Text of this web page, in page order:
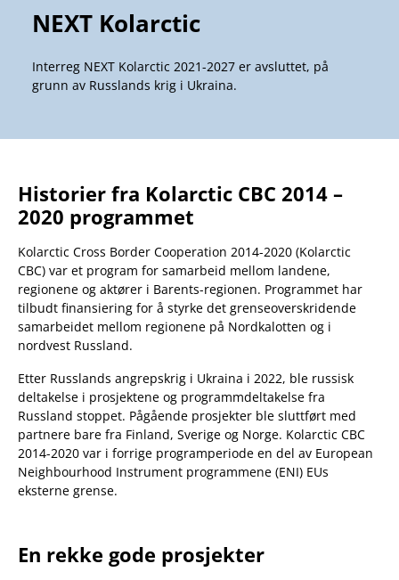
NEXT Kolarctic
Interreg NEXT Kolarctic 2021-2027 er avsluttet, på
grunn av Russlands krig i Ukraina.
Historier fra Kolarctic CBC 2014 –
2020 programmet
Kolarctic Cross Border Cooperation 2014-2020 (Kolarctic
CBC) var et program for samarbeid mellom landene,
regionene og aktører i Barents-regionen. Programmet har
tilbudt finansiering for å styrke det grenseoverskridende
samarbeidet mellom regionene på Nordkalotten og i
nordvest Russland.
Etter Russlands angrepskrig i Ukraina i 2022, ble russisk
deltakelse i prosjektene og programmdeltakelse fra
Russland stoppet. Pågående prosjekter ble sluttført med
partnere bare fra Finland, Sverige og Norge. Kolarctic CBC
2014-2020 var i forrige programperiode en del av European
Neighbourhood Instrument programmene (ENI) EUs
eksterne grense.
En rekke gode prosjekter